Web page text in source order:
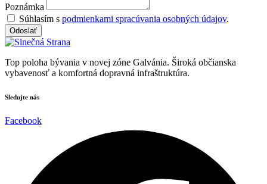
Poznámka
Súhlasím s podmienkami spracúvania osobných údajov.
Odoslať
Top poloha bývania v novej zóne Galvánia. Široká občianska
vybavenosť a komfortná dopravná infraštruktúra.
Sledujte nás
Facebook